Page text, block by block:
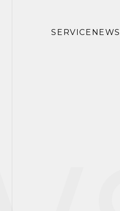
SERVICE NEWS